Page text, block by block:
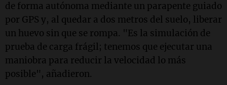
de forma autónoma mediante un parapente guiado
por GPS y, al quedar a dos metros del suelo, liberar
un huevo sin que se rompa. "Es la simulación de
prueba de carga frágil; tenemos que ejecutar una
maniobra para reducir la velocidad lo más
posible", añadieron.